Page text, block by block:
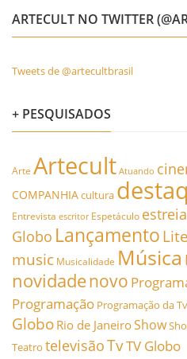
ARTECULT NO TWITTER
Tweets de @artecultbrasil
+ PESQUISADOS
Arte Artecult Atuando
COMPANHIAcultura
Entrevista escritor Espetáculo estreia
Globo Lançamento
music Musicalidade Música
novidadenovo
Programação Programação da Tv
Globo Rio de JaneiroShow
Teatro televisãoTvTV Globo